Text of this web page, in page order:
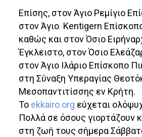
Επίσης, στον Άγιο Ρεμίγιο
στον Άγιο Kentigern
καθώς και στον Όσιο
Έγκλειστο, στον Όσιο
στον Άγιο Ιλάριο Επίσκοπο
στη Σύναξη Υπεραγίας
Μεσοπαντιτίσσης εν Κρήτη.
Το ekkairo.org εύχεται
Πολλά σε όσους γιορτάζουν
στη ζωή τους σήμερα